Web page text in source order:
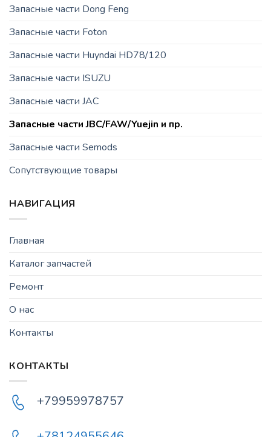
Запасные части Dong Feng
Запасные части Foton
Запасные части Huyndai HD78/120
Запасные части ISUZU
Запасные части JAC
Запасные части JBC/FAW/Yuejin и пр.
Запасные части Semods
Сопутствующие товары
НАВИГАЦИЯ
Главная
Каталог запчастей
Ремонт
О нас
Контакты
КОНТАКТЫ
+79959978757